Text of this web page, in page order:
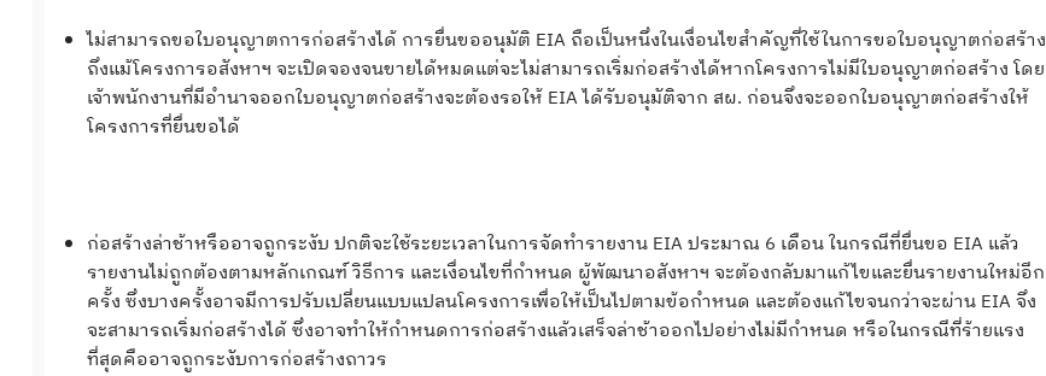
ไม่สามารถขอใบอนุญาตการก่อสร้างได้ การยื่นขออนุมัติ EIA ถือเป็นหนึ่งในเงื่อนไขสำคัญที่ใช้ในการขอใบอนุญาตก่อสร้าง
ถึงแม้โครงการอสังหาฯ จะเปิดจองจนขายได้หมดแต่จะไม่สามารถเริ่มก่อสร้างได้หากโครงการไม่มีใบอนุญาตก่อสร้าง โดย
เจ้าพนักงานที่มีอำนาจออกใบอนุญาตก่อสร้างจะต้องรอให้ EIA ได้รับอนุมัติจาก สผ. ก่อนจึงจะออกใบอนุญาตก่อสร้างให้
โครงการที่ยื่นขอได้
ก่อสร้างล่าช้าหรืออาจถูกระงับ ปกติจะใช้ระยะเวลาในการจัดทำรายงาน EIA ประมาณ 6 เดือน ในกรณีที่ยื่นขอ EIA แล้ว
รายงานไม่ถูกต้องตามหลักเกณฑ์ วิธีการ และเงื่อนไขที่กำหนด ผู้พัฒนาอสังหาฯ จะต้องกลับมาแก้ไขและยื่นรายงานใหม่อีก
ครั้ง ซึ่งบางครั้งอาจมีการปรับเปลี่ยนแบบแปลนโครงการเพื่อให้เป็นไปตามข้อกำหนด และต้องแก้ไขจนกว่าจะผ่าน EIA จึง
จะสามารถเริ่มก่อสร้างได้ ซึ่งอาจทำให้กำหนดการก่อสร้างแล้วเสร็จล่าช้าออกไปอย่างไม่มีกำหนด หรือในกรณีที่ร้ายแรง
ที่สุดคืออาจถูกระงับการก่อสร้างถาวร